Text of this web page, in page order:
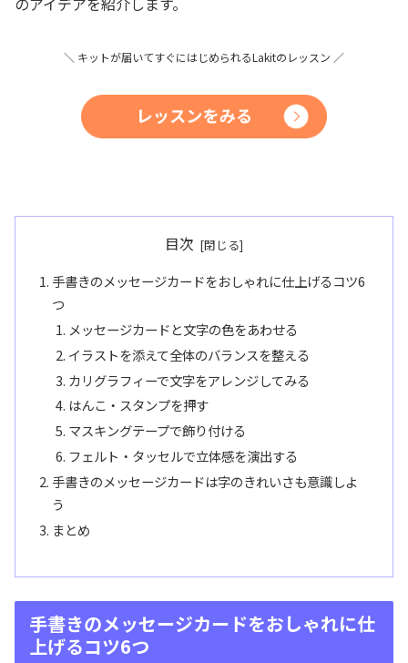
＼ キットが届いてすぐにはじめられるLakitのレッスン ／
目次
手書きのメッセージカードをおしゃれに仕上げるコツ6
つ
メッセージカードと文字の色をあわせる
イラストを添えて全体のバランスを整える
カリグラフィーで文字をアレンジしてみる
はんこ・スタンプを押す
マスキングテープで飾り付ける
フェルト・タッセルで立体感を演出する
手書きのメッセージカードは字のきれいさも意識しよ
う
まとめ
手書きのメッセージカードをおしゃれに仕
上げるコツ6つ